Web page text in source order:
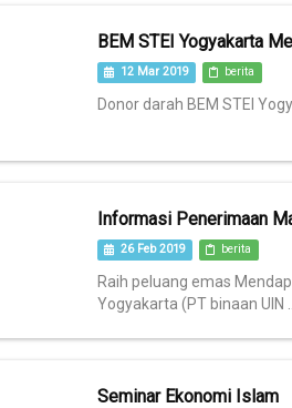
BEM STEI Yogyakarta
12 Mar 2019 berita
Donor darah BEM STEI
Informasi Penerimaan
26 Feb 2019 berita
Raih peluang emas
Yogyakarta (PT binaan UIN ...
Seminar Ekonomi Islam